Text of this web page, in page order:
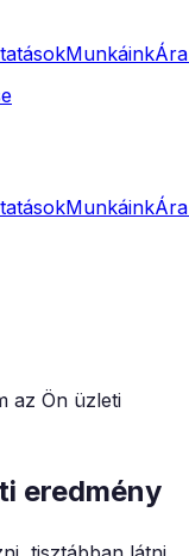
Munkáink
Munkáink
az Ön üzleti
eredmény